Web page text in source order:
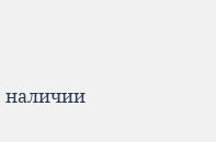
наличии